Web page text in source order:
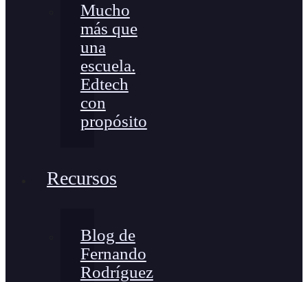
Mucho
más que
una
escuela.
Edtech
con
propósito
Recursos
Blog de
Fernando
Rodríguez